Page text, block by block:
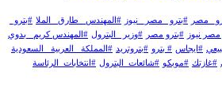
مصر #بترو _مصر_ نيوز #المهندس _طارق _الملا #بترو_
مصر نيوز #بترو مصر #وزير _البترول #المهندس كريم_ بدوي
#ايجاس # بترو #بتروتريد #المملكة _العربية _السعودية
#غازتك #موبكو #شائعات_البترول #انتخابات_الرئاسة